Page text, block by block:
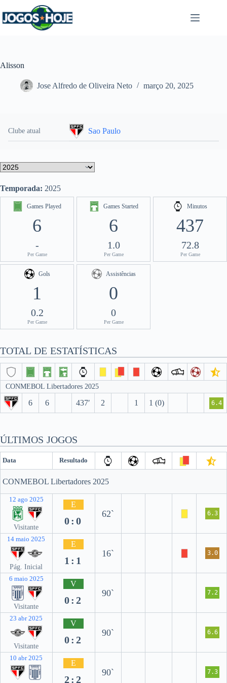
para
o
Alisson
Jose Alfredo de Oliveira Neto março 20, 2025
Clube atual Sao Paulo
Temporada: 2025
Games Played
6
-
Per Game
Games Started
6
1.0
Per Game
Minutos
437
72.8
Per Game
Gols
1
0.2
Per Game
Assistências
0
0
Per Game
TOTAL DE ESTATÍSTICAS
CONMEBOL Libertadores 2025
6 6 437′ 2 1 1 (0) 6.4
ÚLTIMOS JOGOS
Data Resultado
CONMEBOL Libertadores 2025
12 ago 2025
Visitante
E
0:0
62` 6.3
14 maio 2025
Pág. Inicial
E
1:1
16` 3.0
6 maio 2025
Visitante
V
0:2
90` 7.2
23 abr 2025
Visitante
V
0:2
90` 6.6
10 abr 2025
E
2:2
90` 7.3